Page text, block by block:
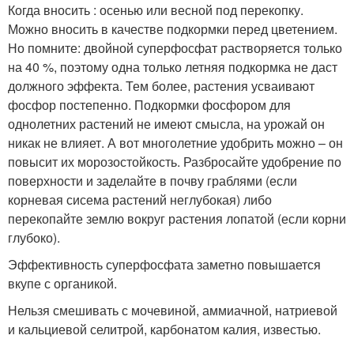
Когда вносить : осенью или весной под перекопку.
Можно вносить в качестве подкормки перед цветением.
Но помните: двойной суперфосфат растворяется только
на 40 %, поэтому одна только летняя подкормка не даст
должного эффекта. Тем более, растения усваивают
фосфор постепенно. Подкормки фосфором для
однолетних растений не имеют смысла, на урожай он
никак не влияет. А вот многолетние удобрить можно – он
повысит их морозостойкость. Разбросайте удобрение по
поверхности и заделайте в почву граблями (если
корневая сисема растений неглубокая) либо
перекопайте землю вокруг растения лопатой (если корни
глубоко).
Эффективность суперфосфата заметно повышается
вкупе с органикой.
Нельзя смешивать с мочевиной, аммиачной, натриевой
и кальциевой селитрой, карбонатом калия, известью.